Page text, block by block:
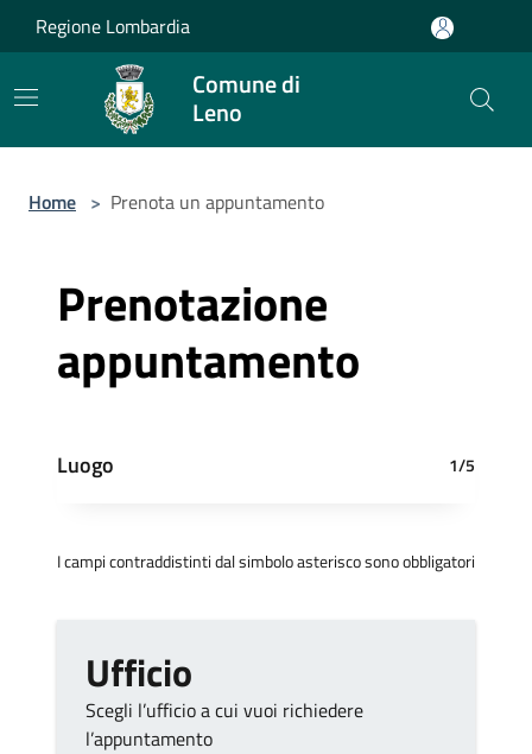
Salta al contenuto principale
Regione Lombardia
Comune di
Leno
Home > Prenota un appuntamento
Prenotazione
appuntamento
Luogo 1/5
I campi contraddistinti dal simbolo asterisco sono obbligatori
Ufficio
Scegli l’ufficio a cui vuoi richiedere
l’appuntamento